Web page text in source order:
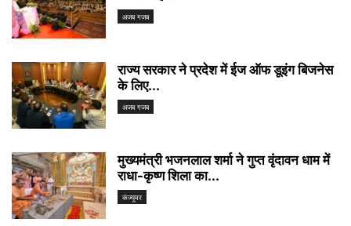
अजब गजब
राज्य सरकार ने प्रदेश में ईज ऑफ डूइंग बिजनेस
के लिए...
अजब गजब
मुख्यमंत्री भजनलाल शर्मा ने गुप्त वृंदावन धाम में
राधा-कृष्ण शिला का...
कंज्यूमर